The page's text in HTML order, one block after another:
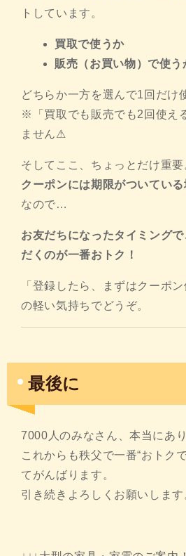
トしています。
買取で使うか
販売（お買い物）で使う
どちらか一方を選んで1回だけ
※「買取でも販売でも2回使え
ません⚠
そしてここ、ちょっとだけ重要
クーポンには期限がついている
なので…
お友だちになったタイミング
だくのが一番おトク！
「登録したら、まずはクーポ
の軽い気持ちでどうぞ。
最後に
7000人のみなさん、本当にあり
これからも秩父で一番“おトク
てがんばります。
引き続きよろしくお願いします